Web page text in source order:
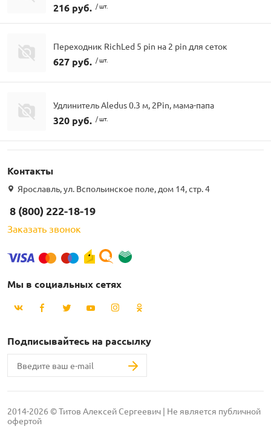
216 руб. / шт.
Переходник RichLed 5 pin на 2 pin для сеток
627 руб. / шт.
Удлинитель Aledus 0.3 м, 2Pin, мама-папа
320 руб. / шт.
Контакты
Ярославль, ул. Вспольинское поле, дом 14, стр. 4
8 (800) 222-18-19
Заказать звонок
Мы в социальных сетях
Подписывайтесь на рассылку
2014-2026 © Титов Алексей Сергеевич | Не является публичной
офертой